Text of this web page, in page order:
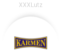
XXXLutz